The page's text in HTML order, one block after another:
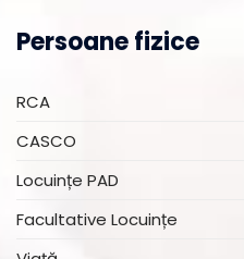
Persoane fizice
RCA
CASCO
Locuințe PAD
Facultative Locuințe